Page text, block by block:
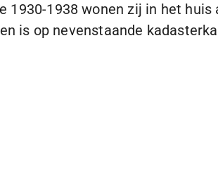
1930-1938 wonen zij in het huis
is op nevenstaande